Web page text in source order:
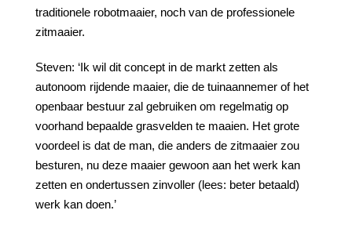
traditionele robotmaaier, noch van de professionele
zitmaaier.
Steven: ‘Ik wil dit concept in de markt zetten als
autonoom rijdende maaier, die de tuinaannemer of het
openbaar bestuur zal gebruiken om regelmatig op
voorhand bepaalde grasvelden te maaien. Het grote
voordeel is dat de man, die anders de zitmaaier zou
besturen, nu deze maaier gewoon aan het werk kan
zetten en ondertussen zinvoller (lees: beter betaald)
werk kan doen.’